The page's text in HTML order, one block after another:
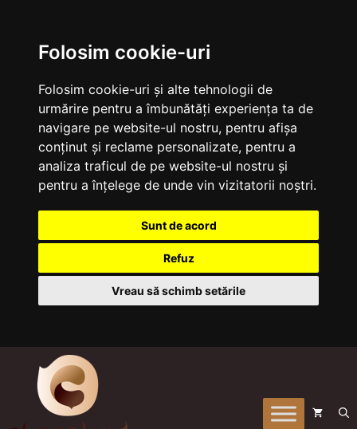
Folosim cookie-uri
Folosim cookie-uri și alte tehnologii de
urmărire pentru a îmbunătăți experiența ta de
navigare pe website-ul nostru, pentru afișa
conținut și reclame personalizate, pentru a
analiza traficul de pe website-ul nostru și
pentru a înțelege de unde vin vizitatorii noștri.
Sunt de acord
Refuz
Vreau să schimb setările
conținut